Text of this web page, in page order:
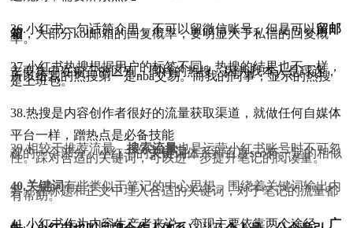
36.小红书一句话简介里，不可以留微信账号，但是可以留邮
箱，大部分kol邮箱的回复概率，要明显大于私信的回复概
率。
37.小红书热搜根据用户的标签不同，热搜的结果也不一样，
主要集中在前三的区别。同样的热搜，因为我本人是球迷，
所以给我的热搜第一是nba交易。而我的同事，显示的热搜
是上班包。
38.热搜是内容创作者很好的流量获取渠道，就做任何自媒体
平台一样，蹭热点是必备技能
39.相较于推荐流量，搜索流量也是运营小红书账号时不可忽
视的一个部分。小红书的关键词体系和百度seo有一定的相似
性。踩对合适的关键词，可以进一步提升笔记的阅读量。
40.关键词有些类似于笔记的中心思想，围绕着关键词输出内
容，在标题和正文中埋入合适的关键词，对于笔记的流量都
有帮助。
41.小红书作为内容生产者来说，变现主要依靠两个途径， 广